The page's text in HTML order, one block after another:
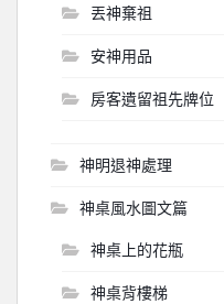
丟神棄祖
安神用品
房客遺留祖先牌位
神明退神處理
神桌風水圖文篇
神桌上的花瓶
神桌背樓梯